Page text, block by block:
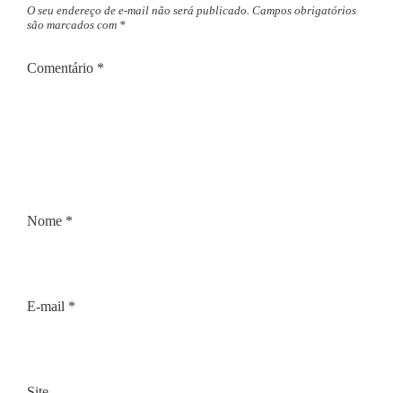
O seu endereço de e-mail não será publicado. Campos obrigatórios
são marcados com *
Comentário *
Nome *
E-mail *